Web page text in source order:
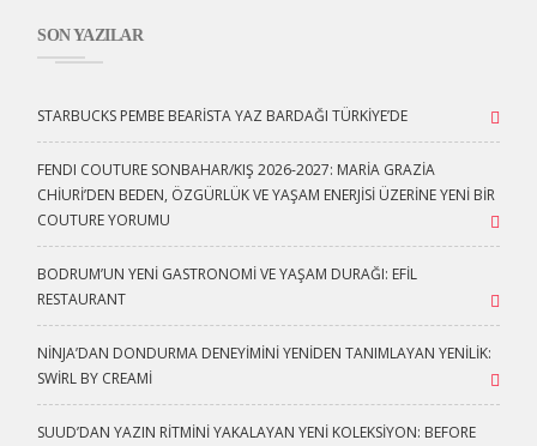
SON YAZILAR
STARBUCKS PEMBE BEARISTA YAZ BARDAĞI TÜRKIYE’DE
FENDI COUTURE SONBAHAR/KIŞ 2026-2027: MARIA GRAZIA
CHIURI’DEN BEDEN, ÖZGÜRLÜK VE YAŞAM ENERJISI ÜZERINE YENI BIR
COUTURE YORUMU
BODRUM’UN YENI GASTRONOMI VE YAŞAM DURAĞI: EFİL
RESTAURANT
NINJA’DAN DONDURMA DENEYIMINI YENIDEN TANIMLAYAN YENILIK:
SWIRL BY CREAMI
SUUD’DAN YAZIN RITMINI YAKALAYAN YENI KOLEKSIYON: BEFORE